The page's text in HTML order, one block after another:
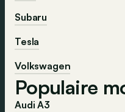
Subaru
Tesla
Volkswagen
Populaire
Audi A3